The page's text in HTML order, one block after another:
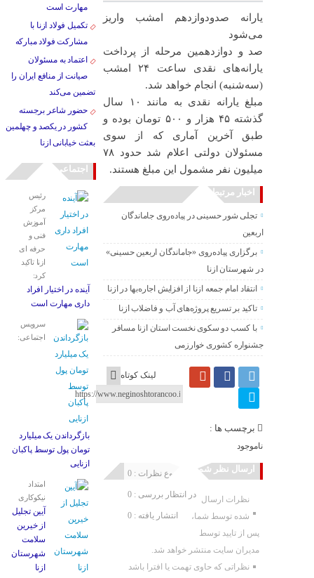
یارانه صدودوازدهم امشب واریز
می‌شود
صد و دوازدهمین مرحله از پرداخت
یارانه‌های نقدی ساعت ۲۴ امشب
(سه‌شنبه) انجام خواهد شد.
مبلغ یارانه نقدی به مانند ۱۰ سال
گذشته ۴۵ هزار و ۵۰۰ تومان بوده و
طبق آخرین آماری که از سوی
مسئولان دولتی اعلام شد حدود ۷۸
میلیون نفر مشمول این مبلغ هستند.
اخبار مرتبط
تجلی شور حسینی در پیاده‌روی جاماندگان
اربعین
برگزاری پیاده‌روی «جاماندگان اربعین حسینی»
در شهرستان ازنا
انتقاد امام جمعه ازنا از افزایش اجاره‌بها در ازنا
تاکید بر تسریع پروژه‌های آب و فاضلاب ازنا
با کسب دو سکوی نخست استان ازنا مسافر
جشنواره کشوری خوارزمی
لینک کوتاه
برچسب ها :
ناموجود
ارسال نظر شما مجموع نظرات : 0
در انتظار بررسی : 0
انتشار یافته : 0
نظرات ارسال
شده توسط شما،
پس از تایید توسط
مدیران سایت منتشر خواهد شد.
نظراتی که حاوی تهمت یا افترا باشد
مهارت است
تکمیل فولاد ازنا با
مشارکت فولاد مبارکه
اعتماد به مسئولان
صیانت از منافع ایران را
تضمین می‌کند
حضور شاعر برجسته
کشور در یکصد و چهلمین
بعثت خیابانی ازنا
اجتماعی
رئیس
مرکز
آموزش
فنی و
حرفه ای
ازنا تاکید
کرد:
آینده در اختیار افراد
داری مهارت است
سرویس
اجتماعی:
بازگرداندن یک میلیارد
تومان پول توسط پاکبان
ازنایی
امتداد
نیکوکاری
آیین تجلیل
از خیرین
سلامت
شهرستان
ازنا